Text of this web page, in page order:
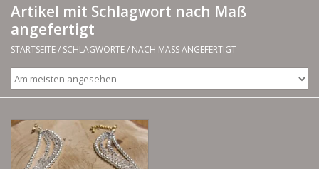
925 Silberschmuck
BERGliebe-Kollektion
I ❤️ bayerischer Wald Armband
Artikel mit Schlagwort nach Maß
angefertigt
STARTSEITE/ SCHLAGWORTE/ NACH MASS ANGEFERTIGT